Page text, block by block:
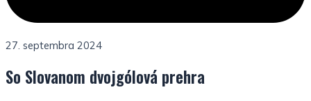
27. septembra 2024
So Slovanom dvojgólová prehra